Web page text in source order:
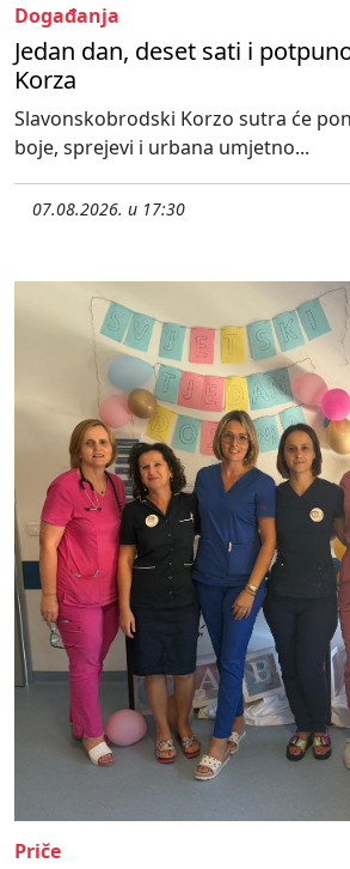
Događanja
Jedan dan, deset sati i
Korza
Slavonskobrodski Korzo sutra će
boje, sprejevi i urbana umjetno...
07.08.2026. u 17:30
Priče